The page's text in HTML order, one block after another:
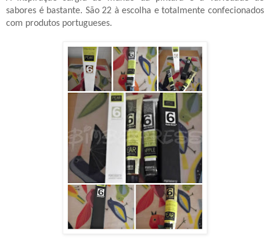
sabores é bastante. São 22 à escolha e totalmente confecionados
com produtos portugueses.